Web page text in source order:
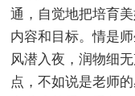
通，自觉地把培育
内容和目标。情是
风潜入夜，润物细
点，不如说是老师